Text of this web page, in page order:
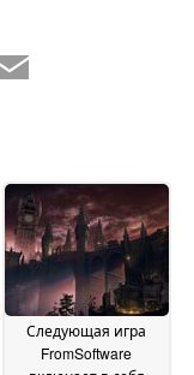
Следующая игра
FromSoftware